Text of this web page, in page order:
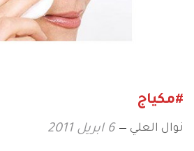
#مكياج
نوال العلي 6 ابريل 2011